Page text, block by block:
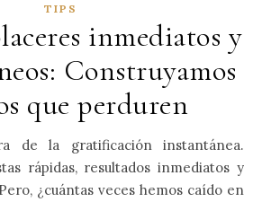
TIPS
inmediatos y
Construyamos
que perduren
rápidas, resultados inmediatos y
¿cuántas veces hemos caído en